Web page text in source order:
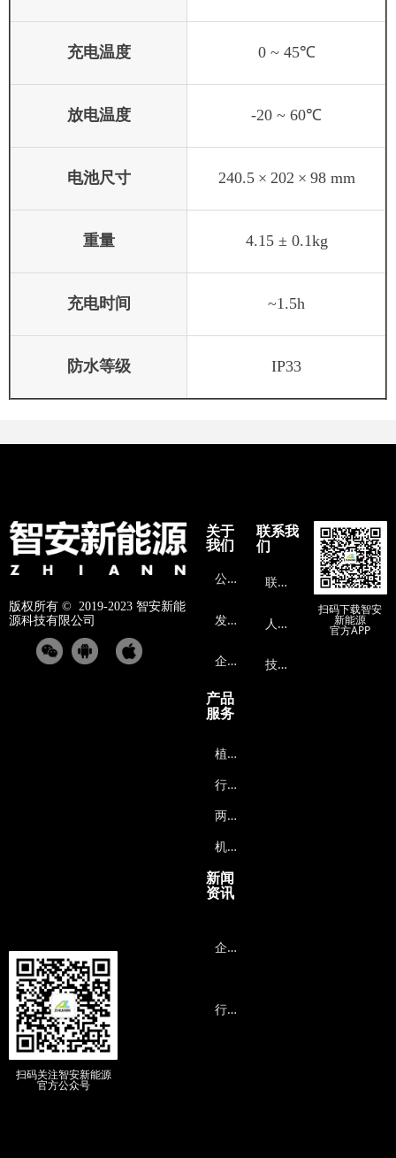
充电温度 0 ~ 45℃
放电温度 -20 ~ 60℃
电池尺寸 240.5 × 202 × 98 mm
重量 4.15 ± 0.1kg
充电时间 ~1.5h
防水等级 IP33
版权所有 ©  2019-2023 智安新能
源科技有限公司
关于
我们
公
司介绍
发
展历程
企
业文化
植
保无人机能源系统
行
业无人机能源系统
两
轮车能源系统
机
器人能源系统
产品
服务
企
业动态
行
业资讯
新闻
资讯
联系我
们
联
系方式
人
才招聘
技
术支持
扫码关注智安新能源
官方公众号
扫码下载智安
新能源
官方APP